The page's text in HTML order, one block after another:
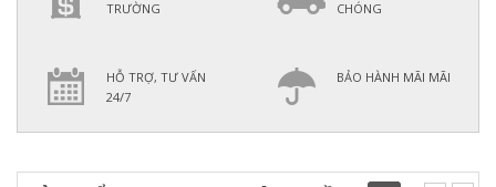
TRƯỜNG
CHÓNG
HỖ TRỢ, TƯ VẤN
24/7
BẢO HÀNH MÃI MÃI